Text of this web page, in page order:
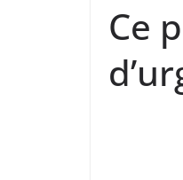
Ce